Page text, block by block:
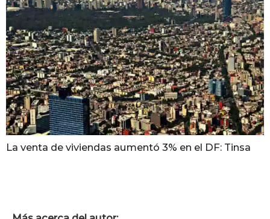
La venta de viviendas aumentó 3% en el DF: Tinsa